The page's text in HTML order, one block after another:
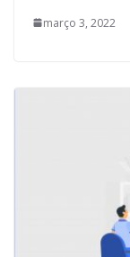
março 3, 2022